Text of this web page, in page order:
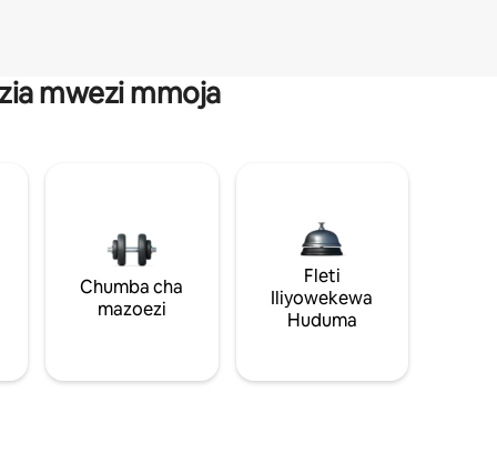
mwezi mmoja
Chumba cha
mazoezi
Fleti
Iliyowekewa
Huduma